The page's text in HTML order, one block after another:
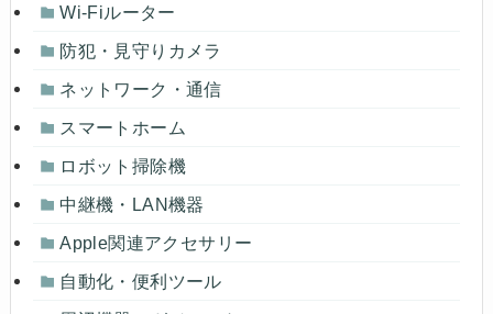
Wi-Fiルーター
防犯・見守りカメラ
ネットワーク・通信
スマートホーム
ロボット掃除機
中継機・LAN機器
Apple関連アクセサリー
自動化・便利ツール